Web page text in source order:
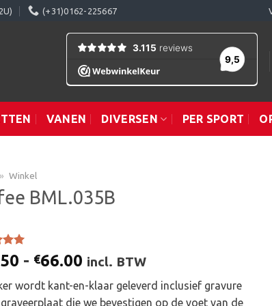
(+31)0162-225667
VANEN DIVERSEN PER SPORT
» Winkel
BML.035B
5
- €66.00 Prijsklasse:
€37.50
tot
incl. BTW
wordt kant-en-klaar geleverd inclusief gravure
die we bevestigen op de voet van de